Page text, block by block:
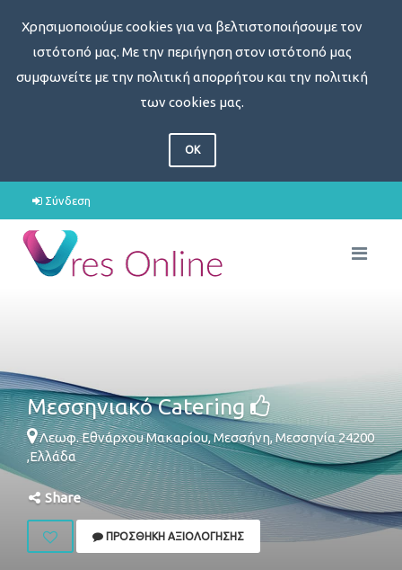
Χρησιμοποιούμε cookies για να βελτιστοποιήσουμε τον
ιστότοπό μας. Με την περιήγηση στον ιστότοπό μας
συμφωνείτε με την πολιτική απορρήτου και την πολιτική
των cookies μας.
OK
Σύνδεση
Μεσσηνιακό Catering
Λεωφ. Εθνάρχου Μακαρίου,Μεσσήνη,Μεσσηνία24200
,Ελλάδα
Share
ΠΡΟΣΘΉΚΗ ΑΞΙΟΛΌΓΗΣΗΣ